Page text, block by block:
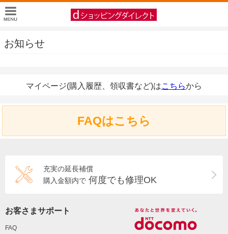
お知らせ
マイページ(購入履歴、領収書など)はこちらから
FAQはこちら
充実の延長補償
購入金額内で 何度でも修理OK
お客さまサポート
FAQ